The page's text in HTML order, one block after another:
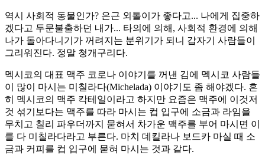
역시 사회적 동물인가? 은근 외톨이가 좋다고... 나에게 집중하
겠다고 두문불출하던 내가... 타의에 의해, 사회적 환경에 의해
나가 돌아다니기가 꺼려지는 분위기가 되니 갑자기 사람들이
그리워진다. 정말 청개구리다.
멕시코의 대표 맥주 코로나 이야기를 꺼낸 김에 멕시코 사람들
이 많이 마시는 미칠라다(Michelada) 이야기도 좀 해야겠다. 흔
히 멕시코의 맥주 칵테일이라고 하지만 요즘은 맥주에 이것저
것 섞기보다는 맥주를 따라 마시는 컵 입구에 소금과 라임을
무치고 칠리 파우더까지 묻혀서 차가운 맥주를 부어 마시면 이
를 다 미칠라다라고 부른다. 마치 데킬라나 보드카 마실 때 소
금과 커피를 컵 입구에 묻혀 마시는 것과 같다.